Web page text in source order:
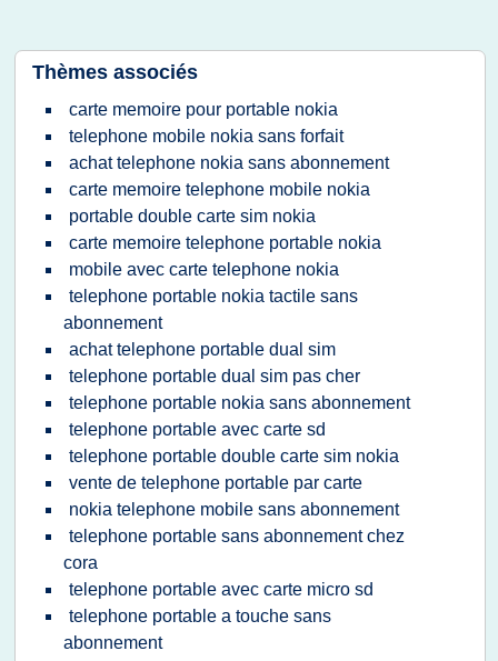
Thèmes associés
carte memoire pour portable nokia
telephone mobile nokia sans forfait
achat telephone nokia sans abonnement
carte memoire telephone mobile nokia
portable double carte sim nokia
carte memoire telephone portable nokia
mobile avec carte telephone nokia
telephone portable nokia tactile sans
abonnement
achat telephone portable dual sim
telephone portable dual sim pas cher
telephone portable nokia sans abonnement
telephone portable avec carte sd
telephone portable double carte sim nokia
vente de telephone portable par carte
nokia telephone mobile sans abonnement
telephone portable sans abonnement chez
cora
telephone portable avec carte micro sd
telephone portable a touche sans
abonnement